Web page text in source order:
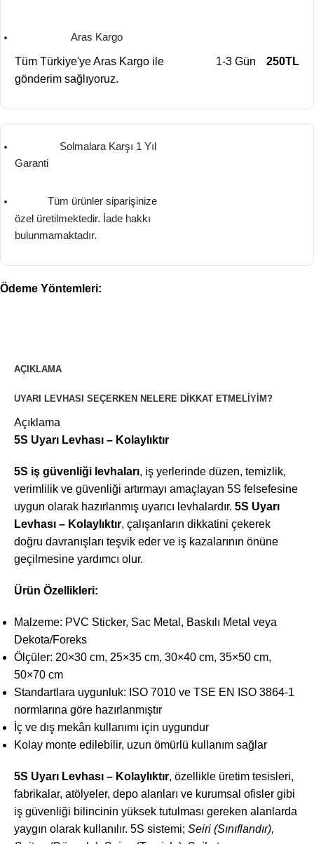
Aras Kargo
Tüm Türkiye'ye Aras Kargo ile
gönderim sağlıyoruz.
1-3 Gün 250TL
Solmalara Karşı 1 Yıl
Garanti
Tüm ürünler siparişinize
özel üretilmektedir. İade hakkı
bulunmamaktadır.
Ödeme Yöntemleri:
AÇIKLAMA
UYARI LEVHASI SEÇERKEN NELERE DIKKAT ETMELIYIM?
Açıklama
5S Uyarı Levhası – Kolaylıktır
5S iş güvenliği levhaları, iş yerlerinde düzen, temizlik,
verimlilik ve güvenliği artırmayı amaçlayan 5S felsefesine
uygun olarak hazırlanmış uyarıcı levhalardır. 5S Uyarı
Levhası – Kolaylıktır, çalışanların dikkatini çekerek
doğru davranışları teşvik eder ve iş kazalarının önüne
geçilmesine yardımcı olur.
Ürün Özellikleri:
Malzeme: PVC Sticker, Sac Metal, Baskılı Metal veya
Dekota/Foreks
Ölçüler: 20×30 cm, 25×35 cm, 30×40 cm, 35×50 cm,
50×70 cm
Standartlara uygunluk: ISO 7010 ve TSE EN ISO 3864-1
normlarına göre hazırlanmıştır
İç ve dış mekân kullanımı için uygundur
Kolay monte edilebilir, uzun ömürlü kullanım sağlar
5S Uyarı Levhası – Kolaylıktır, özellikle üretim tesisleri,
fabrikalar, atölyeler, depo alanları ve kurumsal ofisler gibi
iş güvenliği bilincinin yüksek tutulması gereken alanlarda
yaygın olarak kullanılır. 5S sistemi; Seiri (Sınıflandır),